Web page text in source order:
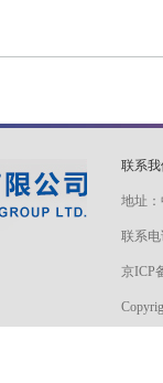
联系
地址
联系电
京ICP